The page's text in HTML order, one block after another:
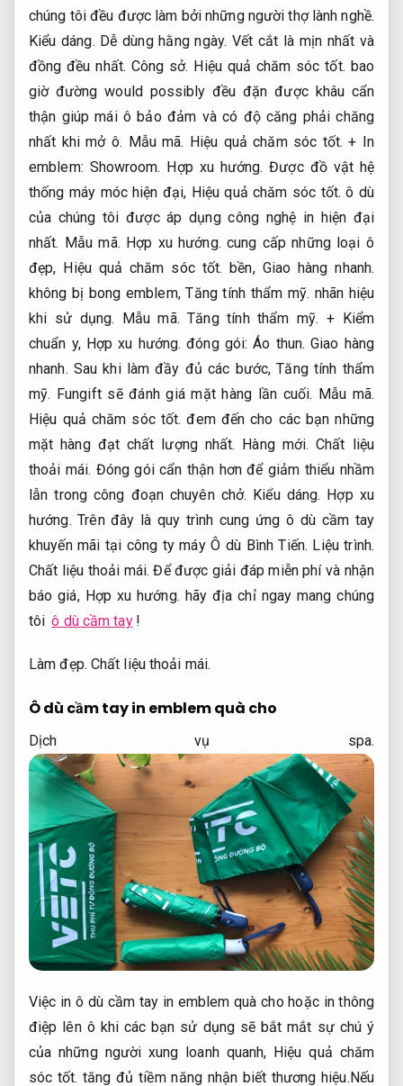
chúng tôi đều được làm bởi những người thợ lành nghề.
Kiểu dáng. Dễ dùng hằng ngày. Vết cắt là mịn nhất và
đồng đều nhất. Công sở. Hiệu quả chăm sóc tốt. bao
giờ đường would possibly đều đặn được khâu cẩn
thận giúp mái ô bảo đảm và có độ căng phải chăng
nhất khi mở ô. Mẫu mã. Hiệu quả chăm sóc tốt. + In
emblem: Showroom. Hợp xu hướng. Được đồ vật hệ
thống máy móc hiện đại, Hiệu quả chăm sóc tốt. ô dù
của chúng tôi được áp dụng công nghệ in hiện đại
nhất. Mẫu mã. Hợp xu hướng. cung cấp những loại ô
đẹp, Hiệu quả chăm sóc tốt. bền, Giao hàng nhanh.
không bị bong emblem,Tăng tính thẩm mỹ. nhãn hiệu
khi sử dụng. Mẫu mã. Tăng tính thẩm mỹ. + Kiểm
chuẩn y, Hợp xu hướng. đóng gói:Áo thun. Giao hàng
nhanh. Sau khi làm đầy đủ các bước,Tăng tính thẩm
mỹ. Fungift sẽ đánh giá mặt hàng lần cuối. Mẫu mã.
Hiệu quả chăm sóc tốt. đem đến cho các bạn những
mặt hàng đạt chất lượng nhất. Hàng mới. Chất liệu
thoải mái. Đóng gói cẩn thận hơn để giảm thiểu nhầm
lẫn trong công đoạn chuyên chở. Kiểu dáng. Hợp xu
hướng. Trên đây là quy trình cung ứng ô dù cầm tay
khuyến mãi tại công ty máy Ô dù Bình Tiến. Liệu trình.
Chất liệu thoải mái. Để được giải đáp miễn phí và nhận
báo giá, Hợp xu hướng. hãy địa chỉ ngay mang chúng
tôi ô dù cầm tay !
Làm đẹp. Chất liệu thoải mái.
Ô dù cầm tay in emblem quà cho
Dịch vụ spa.
Việc in ô dù cầm tay in emblem quà cho hoặc in thông
điệp lên ô khi các bạn sử dụng sẽ bắt mắt sự chú ý
của những người xung loanh quanh, Hiệu quả chăm
sóc tốt. tăng đủ tiềm năng nhận biết thương hiệu.Nếu